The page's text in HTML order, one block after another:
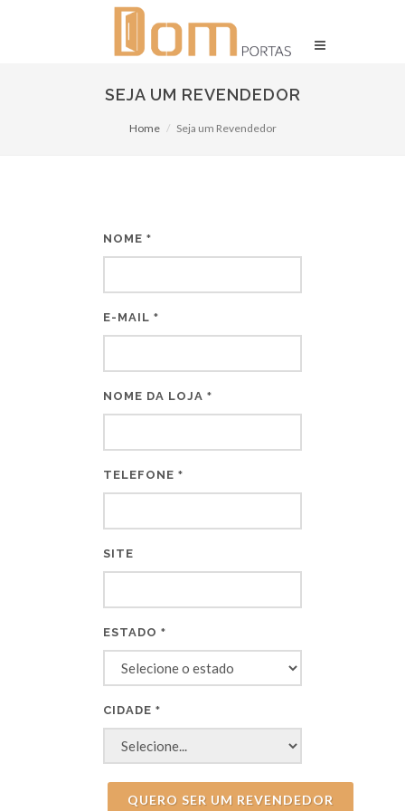
SEJA UM REVENDEDOR
Home Seja um Revendedor
NOME *
E-MAIL *
NOME DA LOJA *
TELEFONE *
SITE
ESTADO *
CIDADE *
QUERO SER UM REVENDEDOR